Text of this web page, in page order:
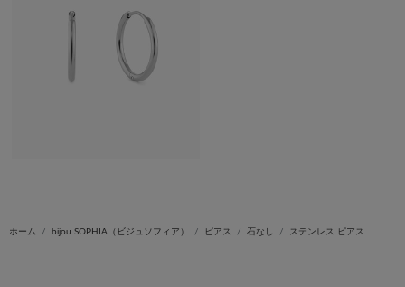
ホーム bijou SOPHIA（ビジュソフィア） ピアス 石なし ステンレス ピアス